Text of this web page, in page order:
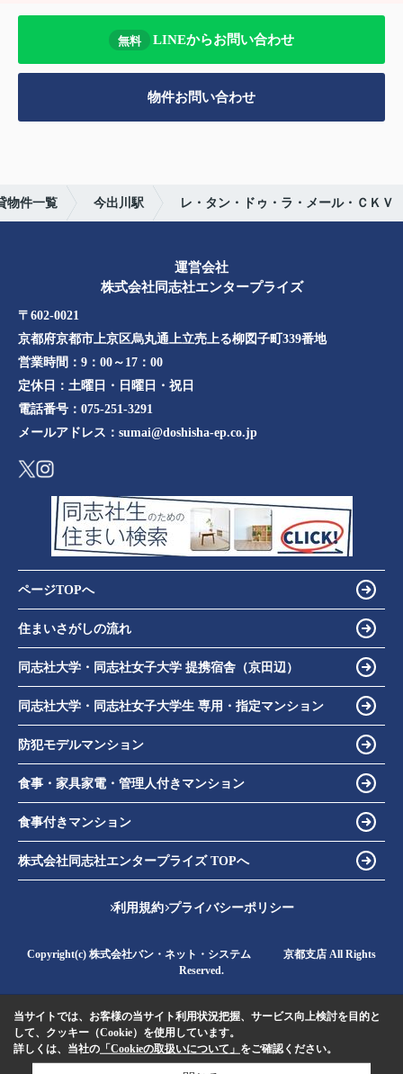
無料 LINEからお問い合わせ
物件お問い合わせ
物件一覧 今出川駅 レ・タン・ドゥ・ラ・メール・ＣＫＶ
運営会社
株式会社同志社エンタープライズ
〒602-0021
京都府京都市上京区烏丸通上立売上る柳図子町339番地​​
営業時間： 9：00～17：00
定休日： 土曜日・日曜日・祝日
電話番号： 075-251-3291
メールアドレス： sumai@doshisha-ep.co.jp
ページTOPへ
住まいさがしの流れ
同志社大学・同志社女子大学 提携宿舎（京田辺）
同志社大学・同志社女子大学生 専用・指定マンション
防犯モデルマンション
食事・家具家電・管理人付きマンション
食事付きマンション
株式会社同志社エンタープライズ TOPへ
利用規約 プライバシーポリシー
Copyright(c) 株式会社バン・ネット・システム 京都支店 All Rights
Reserved.
当サイトでは、お客様の当サイト利用状況把握、サービス向上検討を目的と
して、クッキー（Cookie）を使用しています。
詳しくは、当社の 「Cookieの取扱いについて」 をご確認ください。